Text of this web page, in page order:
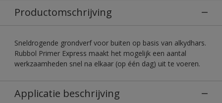
Productomschrijving
Sneldrogende grondverf voor buiten op basis van alkydhars.
Rubbol Primer Express maakt het mogelijk een aantal
werkzaamheden snel na elkaar (op één dag) uit te voeren.
Applicatie beschrijving